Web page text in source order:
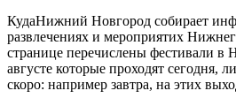
КудаНижний Новгород собирает
развлечениях и мероприятих
странице перечислены фестивали в
августе которые проходят сегодня,
скоро: например завтра, на этих